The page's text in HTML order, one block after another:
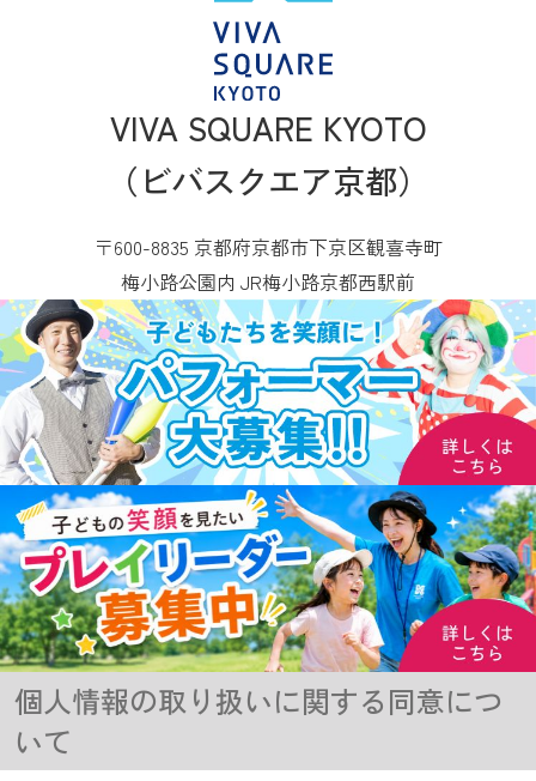
VIVA SQUARE KYOTO
（ビバスクエア京都）
〒600-8835 京都府京都市下京区観喜寺町
梅小路公園内 JR梅小路京都西駅前
個人情報の取り扱いに関する同意につ
いて